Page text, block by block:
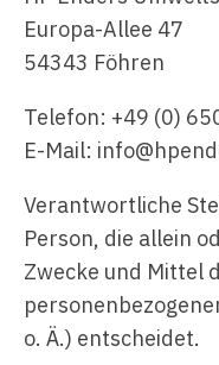
Europa-Allee 47
54343 Föhren
Telefon: +49 (0)
E-Mail:
Verantwortliche
Person, die allein
Zwecke und Mittel
o. Ä.) entscheidet.